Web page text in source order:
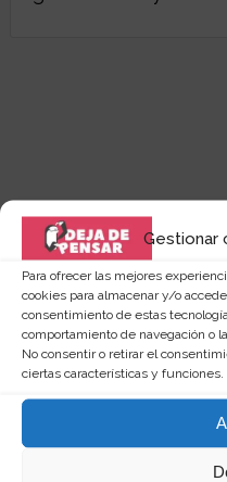
Gestionar
Para ofrecer las mejores
cookies para almacenar y/o
consentimiento de estas
comportamiento de navegación o
No consentir o retirar el
ciertas características y funciones.
Quizás te